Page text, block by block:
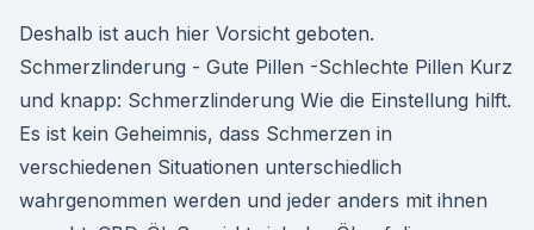
Deshalb ist auch hier Vorsicht geboten.
Schmerzlinderung - Gute Pillen -Schlechte Pillen Kurz
und knapp: Schmerzlinderung Wie die Einstellung hilft.
Es ist kein Geheimnis, dass Schmerzen in
verschiedenen Situationen unterschiedlich
wahrgenommen werden und jeder anders mit ihnen